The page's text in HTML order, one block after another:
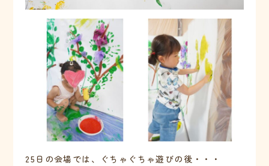
25日の会場では、ぐちゃぐちゃ遊びの後・・・